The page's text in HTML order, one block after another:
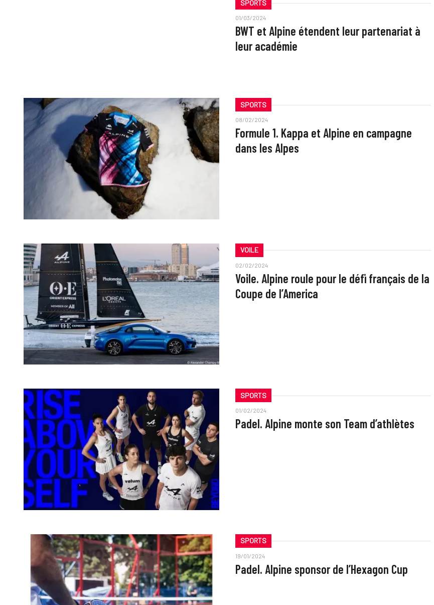
SPORTS
01/03/2024
BWT et Alpine étendent leur partenariat à
leur académie
SPORTS
08/02/2024
Formule 1. Kappa et Alpine en campagne
dans les Alpes
VOILE
02/02/2024
Voile. Alpine roule pour le défi français de la
Coupe de l’America
SPORTS
01/02/2024
Padel. Alpine monte son Team d’athlètes
SPORTS
19/01/2024
Padel. Alpine sponsor de l’Hexagon Cup